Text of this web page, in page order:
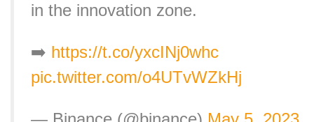
in the innovation zone.
➡️ https://t.co/yxcINj0whc
pic.twitter.com/o4UTvWZkHj